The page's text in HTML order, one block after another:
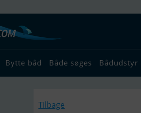
Bytte båd Både søges Bådudstyr
Tilbage